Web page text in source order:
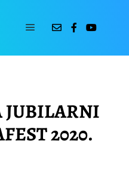
JUBILARNI
2020.